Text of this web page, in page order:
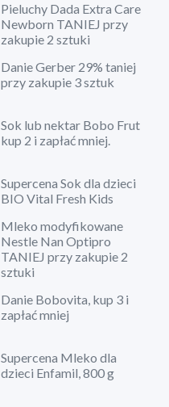
Pieluchy Dada Extra Care
Newborn TANIEJ przy
zakupie 2 sztuki
Danie Gerber 29% taniej
przy zakupie 3 sztuk
Sok lub nektar Bobo Frut
kup 2 i zapłać mniej.
Supercena Sok dla dzieci
BIO Vital Fresh Kids
Mleko modyfikowane
Nestle Nan Optipro
TANIEJ przy zakupie 2
sztuki
Danie Bobovita, kup 3 i
zapłać mniej
Supercena Mleko dla
dzieci Enfamil, 800 g